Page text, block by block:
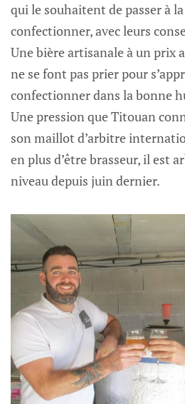
qui le souhaitent de passer à
confectionner, avec leurs
Une bière artisanale à un prix
ne se font pas prier pour
confectionner dans la bonne
Une pression que Titouan
son maillot d’arbitre
en plus d’être brasseur, il est
niveau depuis juin dernier.